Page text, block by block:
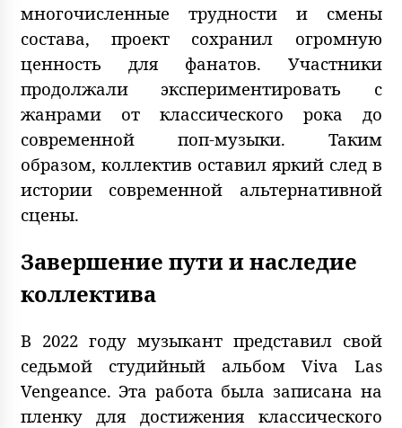
многочисленные трудности и смены
состава, проект сохранил огромную
ценность для фанатов. Участники
продолжали экспериментировать с
жанрами от классического рока до
современной поп-музыки. Таким
образом, коллектив оставил яркий след в
истории современной альтернативной
сцены.
Завершение пути и наследие
коллектива
В 2022 году музыкант представил свой
седьмой студийный альбом Viva Las
Vengeance. Эта работа была записана на
пленку для достижения классического